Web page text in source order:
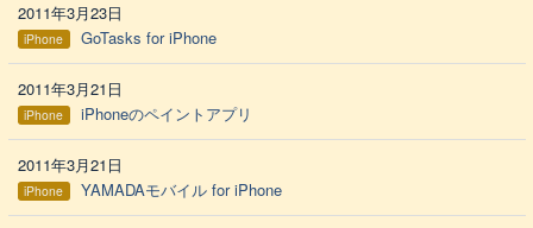
2011年3月23日
iPhone GoTasks for iPhone
2011年3月21日
iPhone iPhoneのペイントアプリ
2011年3月21日
iPhone YAMADAモバイル for iPhone